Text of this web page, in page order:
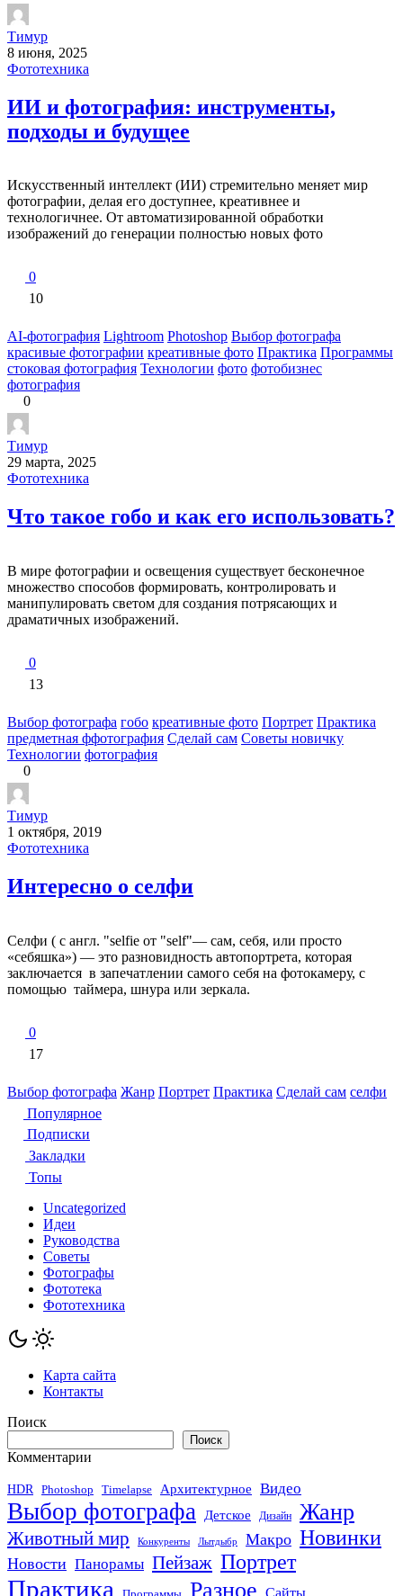
Тимур
8 июня, 2025
Фототехника
ИИ и фотография: инструменты,
подходы и будущее
Искусственный интеллект (ИИ) стремительно меняет мир
фотографии, делая его доступнее, креативнее и
технологичнее. От автоматизированной обработки
изображений до генерации полностью новых фото
0
10
AI-фотография Lightroom Photoshop Выбор фотографа
красивые фотографии креативные фото Практика Программы
стоковая фотография Технологии фото фотобизнес
фотография
0
Тимур
29 марта, 2025
Фототехника
Что такое гобо и как его использовать?
В мире фотографии и освещения существует бесконечное
множество способов формировать, контролировать и
манипулировать светом для создания потрясающих и
драматичных изображений.
0
13
Выбор фотографа гобо креативные фото Портрет Практика
предметная ффотография Сделай сам Советы новичку
Технологии фотография
0
Тимур
1 октября, 2019
Фототехника
Интересно о селфи
Селфи ( с англ. "selfie от "self"— сам, себя, или просто
«себяшка») — это разновидность автопортрета, которая
заключается в запечатлении самого себя на фотокамеру, с
помощью таймера, шнура или зеркала.
0
17
Выбор фотографа Жанр Портрет Практика Сделай сам селфи
Популярное
Подписки
Закладки
Топы
Uncategorized
Идеи
Руководства
Советы
Фотографы
Фототека
Фототехника
Карта сайта
Контакты
Поиск
Поиск
Комментарии
HDR Photoshop Timelapse Архитектурное Видео
Выбор фотографа Детское Дизайн Жанр
Животный мир Конкуренты Лытдыбр Макро Новинки
Новости Панорамы Пейзаж Портрет
Практика Разное Сайты